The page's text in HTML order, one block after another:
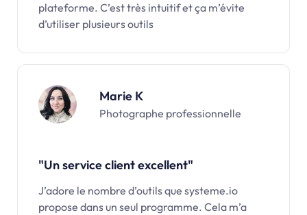
plateforme. C’est très intuitif et ça m’évite
d’utiliser plusieurs outils
Marie K
Photographe professionnelle
"Un service client excellent"
J’adore le nombre d’outils que systeme.io
propose dans un seul programme. Cela m’a